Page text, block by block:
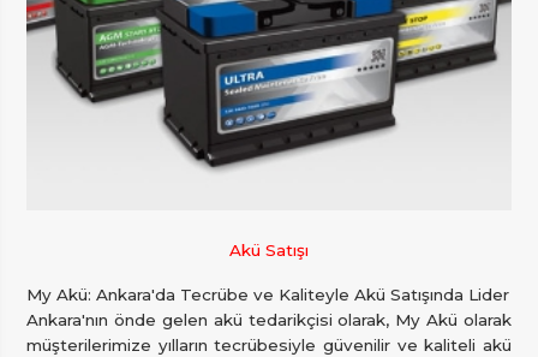
Akü Satışı
My Akü: Ankara'da Tecrübe ve Kaliteyle Akü Satışında Lider
Ankara'nın önde gelen akü tedarikçisi olarak, My Akü olarak
müşterilerimize yılların tecrübesiyle güvenilir ve kaliteli akü